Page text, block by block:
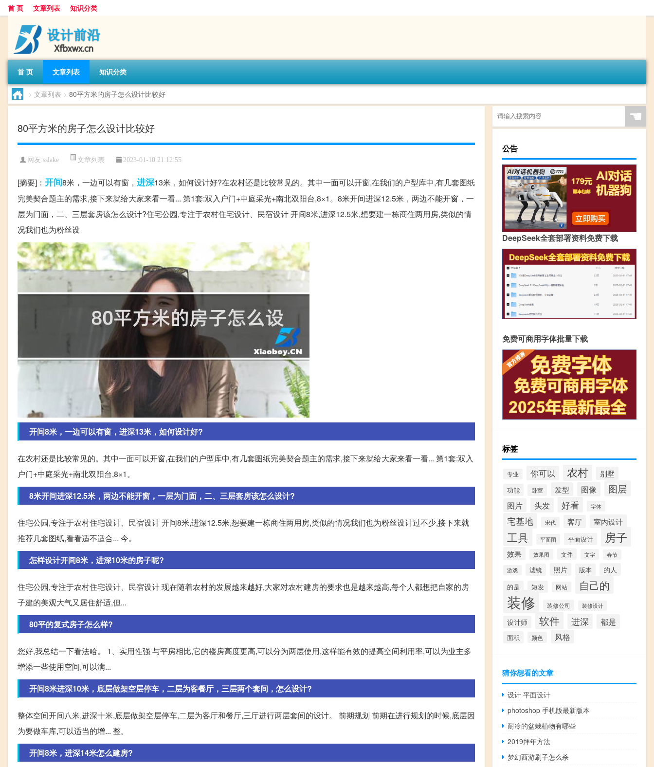
首 页 文章列表 知识分类
首 页 文章列表 知识分类
> 文章列表 > 80平方米的房子怎么设计比较好
80平方米的房子怎么设计比较好
网友:sslake 文章列表 2023-01-10 21:12:55
[摘要]： 开间8米，一边可以有窗， 进深13米，如何设计好?在农村还是比较常见的。其中一面可以开窗,在我们的户型库中,有几套图纸
完美契合题主的需求,接下来就给大家来看一看... 第1套:双入户门+中庭采光+南北双阳台,8×1。8米开间进深12.5米，两边不能开窗，一
层为门面，二、三层套房该怎么设计?住宅公园,专注于农村住宅设计、民宿设计 开间8米,进深12.5米,想要建一栋商住两用房,类似的情
况我们也为粉丝设
开间8米，一边可以有窗，进深13米，如何设计好?
在农村还是比较常见的。其中一面可以开窗,在我们的户型库中,有几套图纸完美契合题主的需求,接下来就给大家来看一看... 第1套:双入
户门+中庭采光+南北双阳台,8×1。
8米开间进深12.5米，两边不能开窗，一层为门面，二、三层套房该怎么设计?
住宅公园,专注于农村住宅设计、民宿设计 开间8米,进深12.5米,想要建一栋商住两用房,类似的情况我们也为粉丝设计过不少,接下来就
推荐几套图纸,看看适不适合... 今。
怎样设计开间8米，进深10米的房子呢?
住宅公园,专注于农村住宅设计、民宿设计 现在随着农村的发展越来越好,大家对农村建房的要求也是越来越高,每个人都想把自家的房
子建的美观大气又居住舒适,但...
80平的复式房子怎么样?
您好,我总结一下看法哈。 1、实用性强 与平房相比,它的楼房高度更高,可以分为两层使用,这样能有效的提高空间利用率,可以为业主多
增添一些使用空间,可以满...
开间8米进深10米，底层做架空层停车，二层为客餐厅，三层两个套间，怎么设计?
整体空间开间八米,进深十米,底层做架空层停车,二层为客厅和餐厅,三厅进行两层套间的设计。 前期规划 前期在进行规划的时候,底层因
为要做车库,可以适当的增... 整。
开间8米，进深14米怎么建房?
☚
公告
DeepSeek全套部署资料免费下载
免费可商用字体批量下载
标签
专业 你可以 农村 别墅
功能 卧室 发型 图像 图层
图片 头发 好看 字体
宅基地 宋代 客厅 室内设计
工具 平面图 平面设计 房子
效果 效果图 文件 文字 春节
游戏 滤镜 照片 版本 的人
的是 短发 网站 自己的
装修 装修公司 装修设计
设计师 软件 进深 都是
面积 颜色 风格
猜你想看的文章
设计 平面设计
photoshop 手机版最新版本
耐冷的盆栽植物有哪些
2019拜年方法
梦幻西游刷子怎么杀